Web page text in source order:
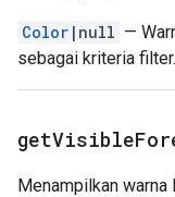
Color |null —
sebagai kriteria filter.
getVisible
Menampilkan warna